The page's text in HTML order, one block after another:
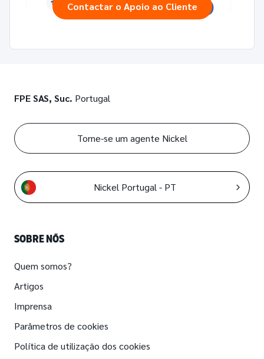
Contactar o Apoio ao Cliente
FPE SAS, Suc. Portugal
SOBRE NÓS
Quem somos?
Artigos
Imprensa
Parâmetros de cookies
Política de utilização dos cookies
Torne-se um agente Nickel
Nickel Portugal - PT